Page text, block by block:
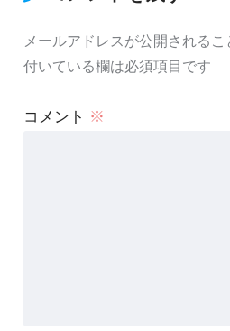
メールアドレスが公開されるこ
付いている欄は必須項目です
コメント ※